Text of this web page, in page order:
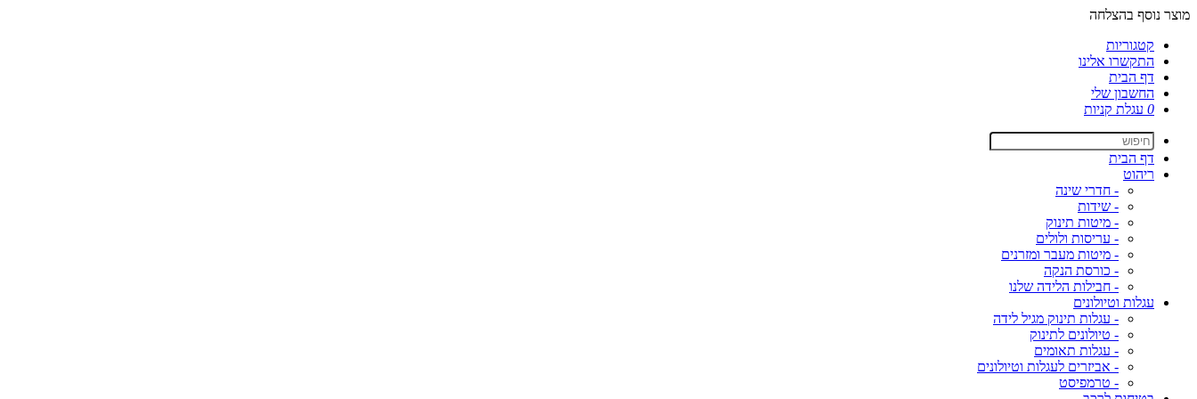
מוצר נוסף בהצלחה
קטגוריות
התקשרו אלינו
דף הבית
החשבון שלי
0 עגלת קניות
דף הבית
ריהוט
- חדרי שינה
- שידות
- מיטות תינוק
- עריסות ולולים
- מיטות מעבר ומזרנים
- כורסת הנקה
- חבילות הלידה שלנו
עגלות וטיולונים
- עגלות תינוק מגיל לידה
- טיולונים לתינוק
- עגלות תאומים
- אביזרים לעגלות וטיולונים
- טרמפיסט